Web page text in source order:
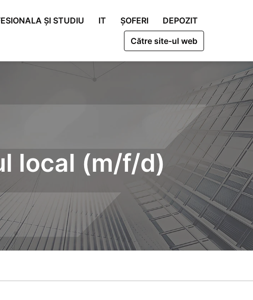
ȘI STUDIU IT ȘOFERI
DEPOZIT
Către site-ul web
local (m/f/d)